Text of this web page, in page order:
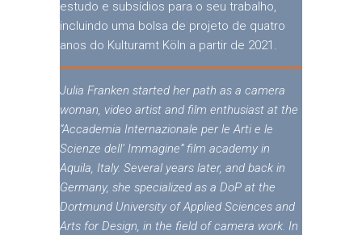
estudo e subsídios para o seu trabalho,
incluindo uma bolsa de projeto de quatro
anos do Kulturamt Köln a partir de 2021.
Julia Franken started her path as a camera
woman, video artist and film enthusiast at the
“Accademia Internazionale per le Arti e le
Scienze dell’ Immagine” film academy in
Aquila, Italy. Several years later, and back in
Germany, she specialized as a DoP at the
Dortmund University of Applied Sciences and
Arts for Design, in the field of camera work. In